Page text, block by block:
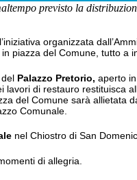
previsto la
organizzata
piazza del Comune, tutto a
Palazzo Pretorio, aperto
di restauro restituisca
del Comune sarà allietata
Comunale.
nel Chiostro di San
di allegria.